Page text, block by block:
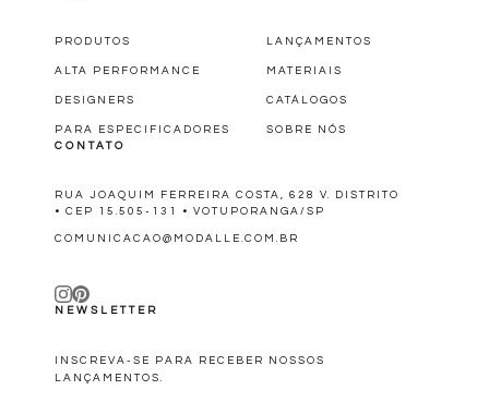
PRODUTOS LANÇAMENTOS
ALTA PERFORMANCE MATERIAIS
DESIGNERS CATÁLOGOS
PARA ESPECIFICADORES
SOBRE NÓS
CONTATO
RUA JOAQUIM FERREIRA COSTA, 628 V. DISTRITO
• CEP 15.505-131 • VOTUPORANGA/SP
COMUNICACAO@MODALLE.COM.BR
NEWSLETTER
INSCREVA-SE PARA RECEBER NOSSOS
LANÇAMENTOS.